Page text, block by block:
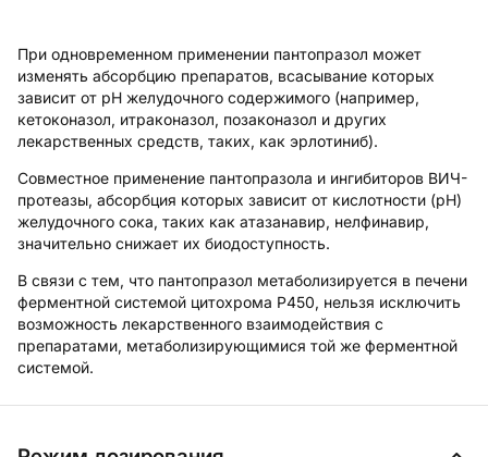
При одновременном применении пантопразол может
изменять абсорбцию препаратов, всасывание которых
зависит от pH желудочного содержимого (например,
кетоконазол, итраконазол, позаконазол и других
лекарственных средств, таких, как эрлотиниб).
Совместное применение пантопразола и ингибиторов ВИЧ-
протеазы, абсорбция которых зависит от кислотности (pH)
желудочного сока, таких как атазанавир, нелфинавир,
значительно снижает их биодоступность.
В связи с тем, что пантопразол метаболизируется в печени
ферментной системой цитохрома P450, нельзя исключить
возможность лекарственного взаимодействия с
препаратами, метаболизирующимися той же ферментной
системой.